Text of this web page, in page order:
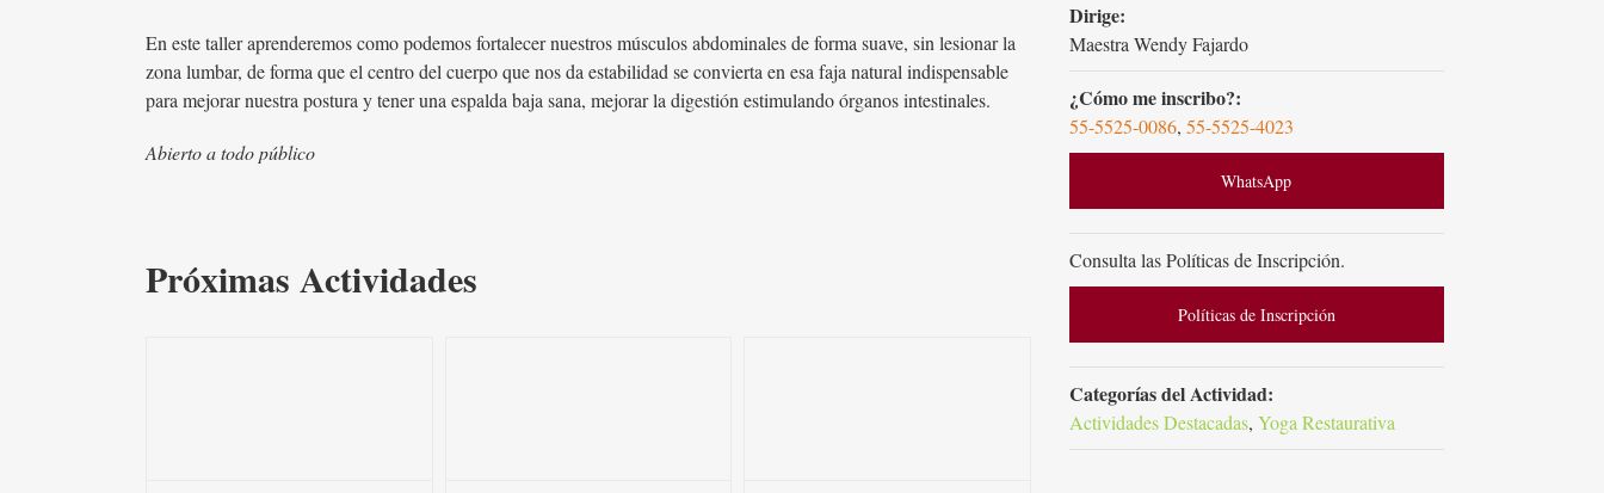
En este taller aprenderemos como podemos fortalecer nuestros músculos abdominales de forma suave, sin lesionar la
zona lumbar, de forma que el centro del cuerpo que nos da estabilidad se convierta en esa faja natural indispensable
para mejorar nuestra postura y tener una espalda baja sana, mejorar la digestión estimulando órganos intestinales.
Abierto a todo público
Próximas Actividades
Dirige:
Maestra Wendy Fajardo
¿Cómo me inscribo?:
55-5525-0086, 55-5525-4023
WhatsApp
Consulta las Políticas de Inscripción.
Políticas de Inscripción
Categorías del Actividad:
Actividades Destacadas, Yoga Restaurativa